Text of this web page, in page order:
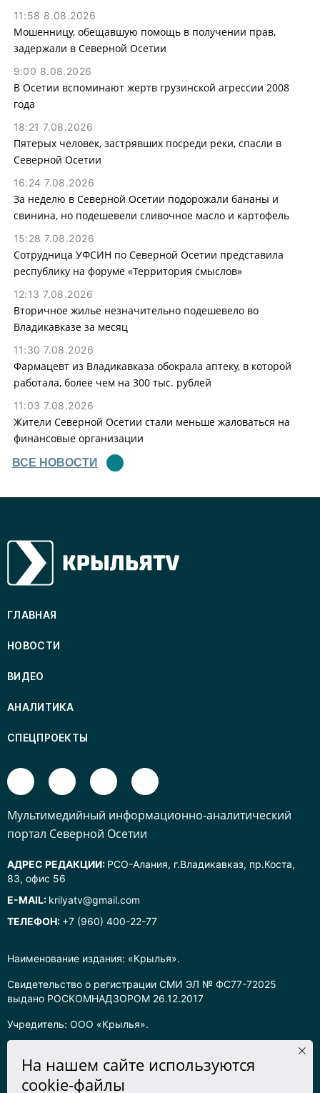
11:58 8.08.2026
Мошенницу, обещавшую помощь в получении прав,
задержали в Северной Осетии
9:00 8.08.2026
В Осетии вспоминают жертв грузинской агрессии 2008
года
18:21 7.08.2026
Пятерых человек, застрявших посреди реки, спасли в
Северной Осетии
16:24 7.08.2026
За неделю в Северной Осетии подорожали бананы и
свинина, но подешевели сливочное масло и картофель
15:28 7.08.2026
Сотрудница УФСИН по Северной Осетии представила
республику на форуме «Территория смыслов»
12:13 7.08.2026
Вторичное жилье незначительно подешевело во
Владикавказе за месяц
11:30 7.08.2026
Фармацевт из Владикавказа обокрала аптеку, в которой
работала, более чем на 300 тыс. рублей
11:03 7.08.2026
Жители Северной Осетии стали меньше жаловаться на
финансовые организации
ВСЕ НОВОСТИ
Наименование издания: «Крылья».
Свидетельство о регистрации СМИ ЭЛ № ФС77-72025
выдано РОСКОМНАДЗОРОМ 26.12.2017
Учредитель: ООО «Крылья».
Информация на сайте предназначена для лиц старше 16 лет.
ГЛАВНАЯ
НОВОСТИ
ВИДЕО
АНАЛИТИКА
СПЕЦПРОЕКТЫ
Mультимедийный информационно-аналитический
портал Северной Осетии
АДРЕС РЕДАКЦИИ: РСО-Алания, г.Владикавказ, пр.Коста,
83, офис 56
E-MAIL: krilyatv@gmail.com
ТЕЛЕФОН: +7 (960) 400-22-77
На нашем сайте используются
cookie-файлы